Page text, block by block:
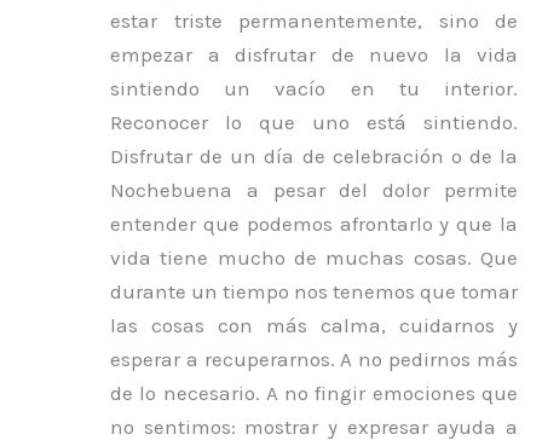
estar triste permanentemente, sino de
empezar a disfrutar de nuevo la vida
sintiendo un vacío en tu interior.
Reconocer lo que uno está sintiendo.
Disfrutar de un día de celebración o de la
Nochebuena a pesar del dolor permite
entender que podemos afrontarlo y que la
vida tiene mucho de muchas cosas. Que
durante un tiempo nos tenemos que tomar
las cosas con más calma, cuidarnos y
esperar a recuperarnos. A no pedirnos más
de lo necesario. A no fingir emociones que
no sentimos: mostrar y expresar ayuda a